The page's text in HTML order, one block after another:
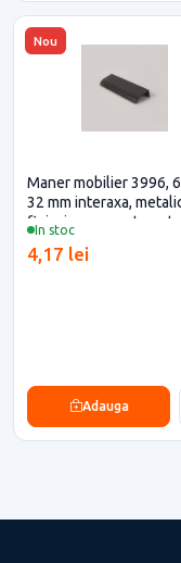
Nou
In stoc
Maner mobilier 3996,
32 mm interaxa,
finisaj negru mat
4,17 lei
Adauga